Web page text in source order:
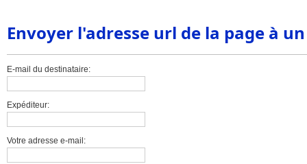
Envoyer l'adresse url de la page à
E-mail du destinataire:
Expéditeur:
Votre adresse e-mail: